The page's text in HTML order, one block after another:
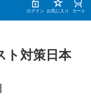
ログイン お気に入り カート
ト対策日本